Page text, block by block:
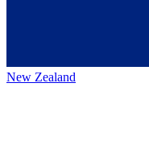
New Zealand